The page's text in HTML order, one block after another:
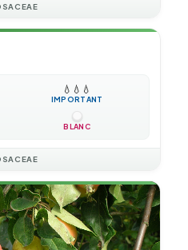
💧 💧 💧
IMPORTANT
BLANC